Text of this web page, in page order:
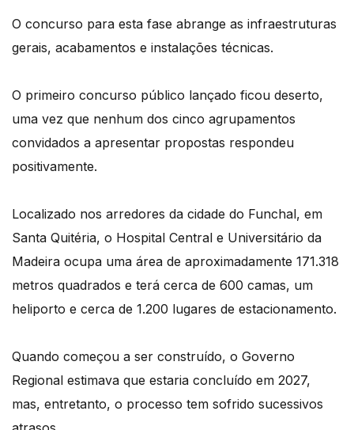
O concurso para esta fase abrange as infraestruturas
gerais, acabamentos e instalações técnicas.
O primeiro concurso público lançado ficou deserto,
uma vez que nenhum dos cinco agrupamentos
convidados a apresentar propostas respondeu
positivamente.
Localizado nos arredores da cidade do Funchal, em
Santa Quitéria, o Hospital Central e Universitário da
Madeira ocupa uma área de aproximadamente 171.318
metros quadrados e terá cerca de 600 camas, um
heliporto e cerca de 1.200 lugares de estacionamento.
Quando começou a ser construído, o Governo
Regional estimava que estaria concluído em 2027,
mas, entretanto, o processo tem sofrido sucessivos